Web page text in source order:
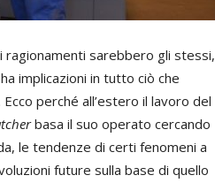
ragionamenti sarebbero gli stessi,
implicazioni in tutto ciò che
perché all’estero il lavoro del
basa il suo operato cercando
le tendenze di certi fenomeni a
future sulla base di quello